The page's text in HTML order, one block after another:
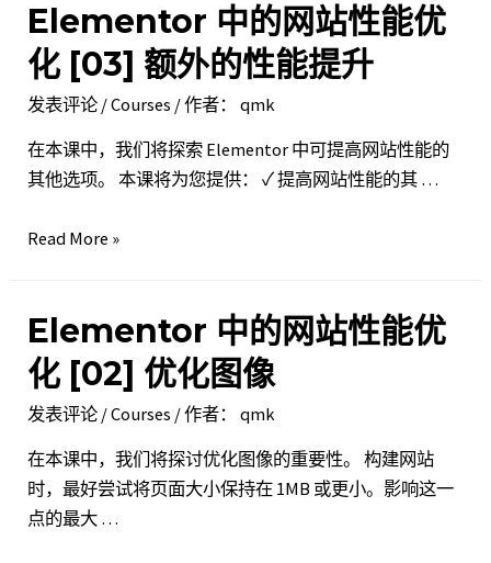
工
具
进
优
化
网
站
性
能
化 [04]
选
虚
拟
主
Elementor 中的网站性能优
化 [03] 额外的性能提升
发表评论 /Courses / 作者： qmk
在本课中，我们将探索 Elementor 中可提高网站性能的
其他选项。 本课将为您提供： ✓ 提高网站性能的其 …
Elementor
网
站
性
能
化 [03]
额
外
Read More »
Elementor 中的网站性能优
化 [02] 优化图像
发表评论 /Courses / 作者： qmk
在本课中，我们将探讨优化图像的重要性。 构建网站
时，最好尝试将页面大小保持在 1MB 或更小。影响这一
点的最大 …